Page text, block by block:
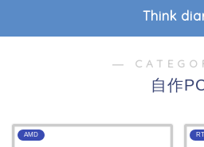
Think
―
自作
AMD